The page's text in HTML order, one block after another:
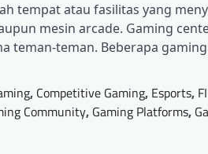
tempat atau fasilitas yang
mesin arcade. Gaming
teman-teman. Beberapa
, Competitive Gaming, Esports,
Community, Gaming Platforms,